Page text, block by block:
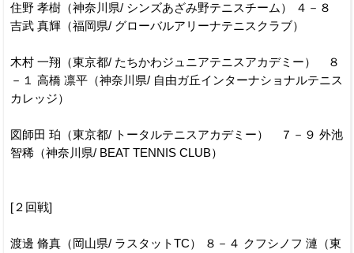
住野 孝樹（神奈川県/ シンズあざみ野テニスチーム） ４－８
吉武 真輝（福岡県/ グローバルアリーナテニスクラブ）
木村 一翔（東京都/ たちかわジュニアテニスアカデミー） ８
－１ 高橋 凛平（神奈川県/ 自由ガ丘インターナショナルテニス
カレッジ）
図師田 珀（東京都/ トータルテニスアカデミー） ７－９ 外池
智稀（神奈川県/ BEAT TENNIS CLUB）
[２回戦]
渡邊 脩真（岡山県/ ラスタットTC） ８－４ クフシノフ 漣（東